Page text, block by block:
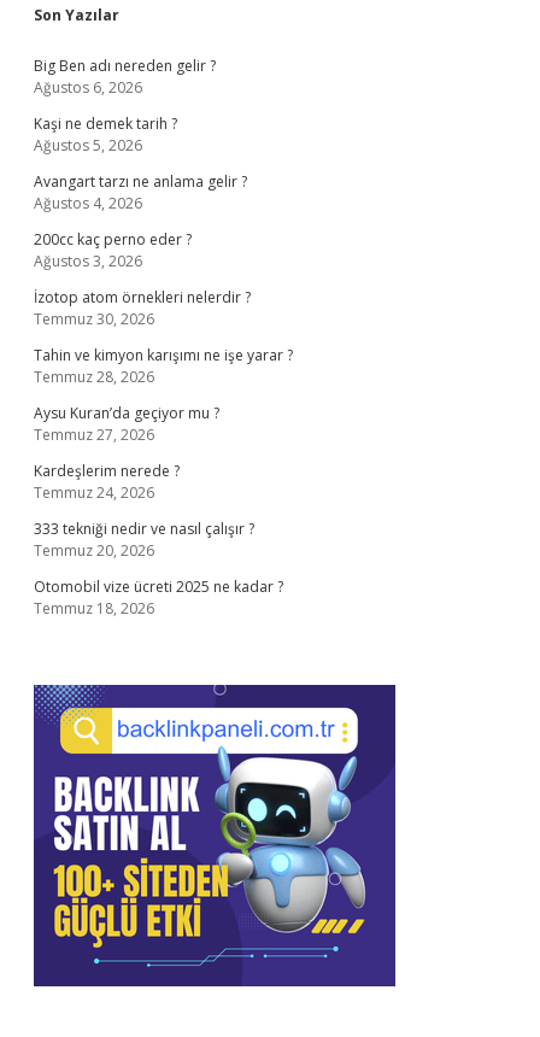
Sidebar
Son Yazılar
Big Ben adı nereden gelir ?
Ağustos 6, 2026
Kaşi ne demek tarih ?
Ağustos 5, 2026
Avangart tarzı ne anlama gelir ?
Ağustos 4, 2026
200cc kaç perno eder ?
Ağustos 3, 2026
İzotop atom örnekleri nelerdir ?
Temmuz 30, 2026
Tahin ve kimyon karışımı ne işe yarar ?
Temmuz 28, 2026
Aysu Kuran’da geçiyor mu ?
Temmuz 27, 2026
Kardeşlerim nerede ?
Temmuz 24, 2026
333 tekniği nedir ve nasıl çalışır ?
Temmuz 20, 2026
Otomobil vize ücreti 2025 ne kadar ?
Temmuz 18, 2026